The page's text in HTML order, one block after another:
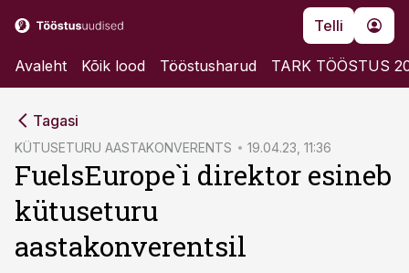
Telli
Avaleht Kõik lood Tööstusharud TARK TÖÖSTUS
Tagasi
KÜTUSETURU AASTAKONVERENTS 19.04.23, 11:36
FuelsEurope`i direktor esineb
kütuseturu
aastakonverentsil